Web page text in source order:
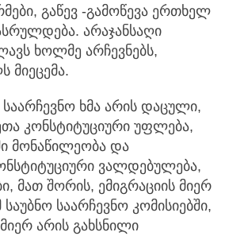
გაწევ -გამოწევა ერთხელ
არაჯანსაღი
ხოლმე არჩევნებს,
მიეცემა.
ხმა არის დაცული,
კონსტიტუციური უფლება,
მონაწილეობა და
ვალდებულება,
მათ შორის, ემიგრაციის მიერ
საუბნო საარჩევნო კომისიებში,
არის გახსნილი